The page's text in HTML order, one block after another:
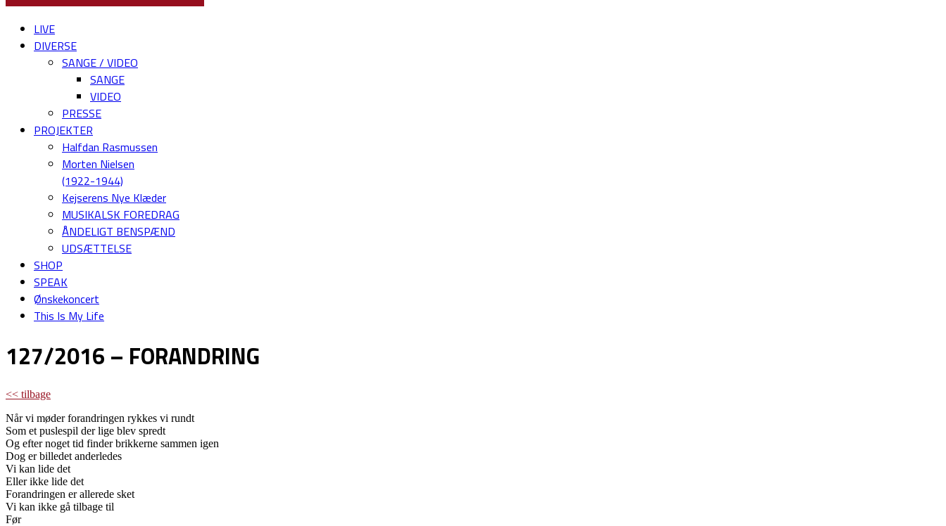
LIVE
DIVERSE
SANGE / VIDEO
SANGE
VIDEO
PRESSE
PROJEKTER
Halfdan Rasmussen
Morten Nielsen
(1922-1944)
Kejserens Nye Klæder
MUSIKALSK FOREDRAG
ÅNDELIGT BENSPÆND
UDSÆTTELSE
SHOP
SPEAK
Ønskekoncert
This Is My Life
127/2016 – FORANDRING
<< tilbage
Når vi møder forandringen rykkes vi rundt
Som et puslespil der lige blev spredt
Og efter noget tid finder brikkerne sammen igen
Dog er billedet anderledes
Vi kan lide det
Eller ikke lide det
Forandringen er allerede sket
Vi kan ikke gå tilbage til
Før